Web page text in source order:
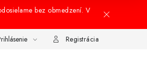
bez obmedzení. V
na splátky Reklamácia a vrátenie
Registrácia